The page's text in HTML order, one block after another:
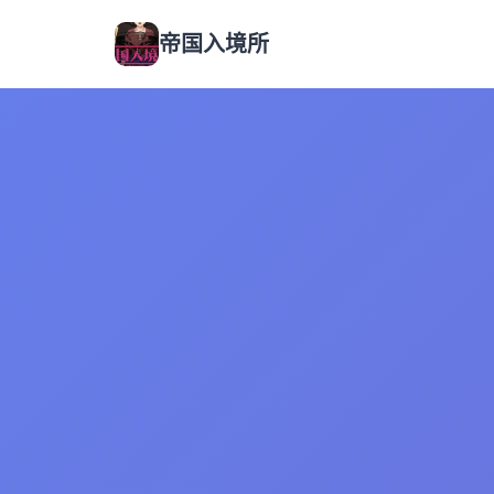
帝国入境所